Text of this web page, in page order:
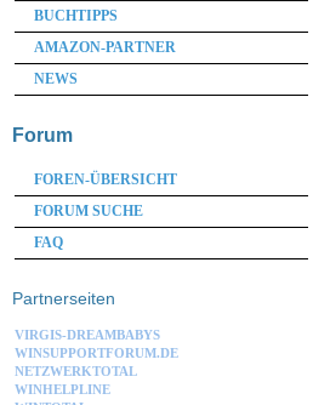
BUCHTIPPS
AMAZON-PARTNER
NEWS
Forum
FOREN-ÜBERSICHT
FORUM SUCHE
FAQ
Partnerseiten
VIRGIS-DREAMBABYS
WINSUPPORTFORUM.DE
NETZWERKTOTAL
WINHELPLINE